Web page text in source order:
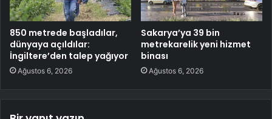
850 metrede başladılar,
dünyaya açıldılar:
İngiltere’den talep yağıyor
Ağustos 6, 2026
Sakarya’ya 39 bin
metrekarelik yeni hizmet
binası
Ağustos 6, 2026